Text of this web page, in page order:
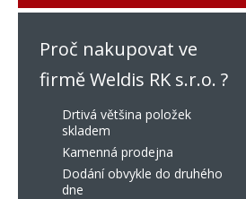
Proč nakupovat ve
firmě Weldis RK s.r.o. ?
Drtivá většina položek
skladem
Kamenná prodejna
Dodání obvykle do druhého
dne